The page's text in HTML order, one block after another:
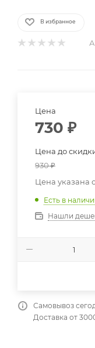
В избранное
Цена
730 ₽
Цена до
930₽
Цена указана
Есть в
Нашли
Самовывоз
Доставка от